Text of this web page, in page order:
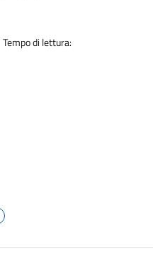
Tempo di lettura: